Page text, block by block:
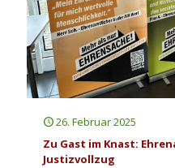
26. Februar 2025
Zu Gast im Knast:
Justizvollzug